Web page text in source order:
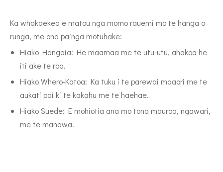
Ka whakaekea e matou nga momo rauemi mo te hanga o
runga, me ona painga motuhake:
Hiako Hangaia: He maamaa me te utu-utu, ahakoa he
iti ake te roa.
Hiako Whero-Katoa: Ka tuku i te parewai maaori me te
aukati pai ki te kakahu me te haehae.
Hiako Suede: E mohiotia ana mo tona mauroa, ngawari,
me te manawa.